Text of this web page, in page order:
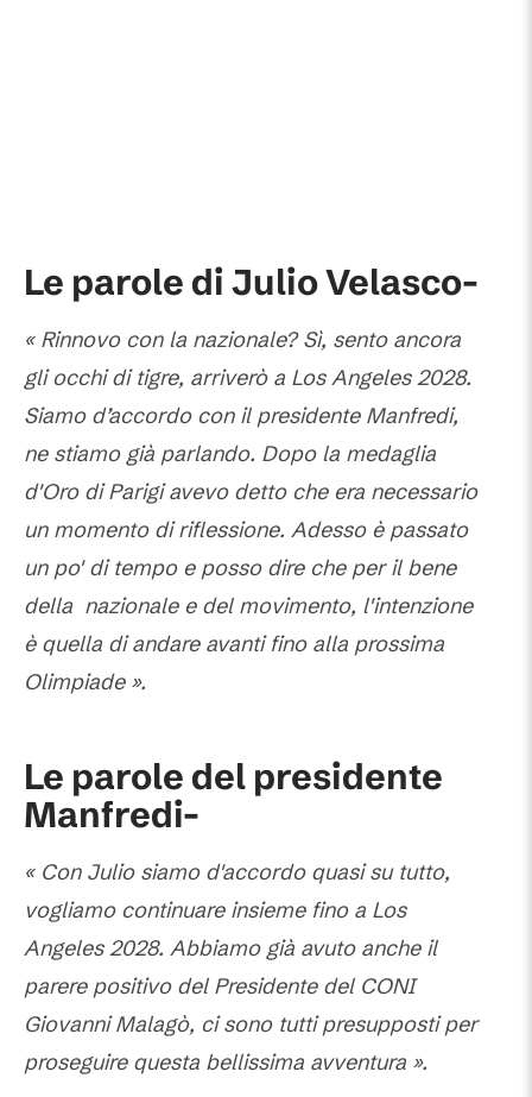
Le parole di Julio Velasco-
« Rinnovo con la nazionale? Sì, sento ancora
gli occhi di tigre, arriverò a Los Angeles 2028.
Siamo d’accordo con il presidente Manfredi,
ne stiamo già parlando. Dopo la medaglia
d'Oro di Parigi avevo detto che era necessario
un momento di riflessione. Adesso è passato
un po' di tempo e posso dire che per il bene
della nazionale e del movimento, l'intenzione
è quella di andare avanti fino alla prossima
Olimpiade ».
Le parole del presidente
Manfredi-
« Con Julio siamo d'accordo quasi su tutto,
vogliamo continuare insieme fino a Los
Angeles 2028. Abbiamo già avuto anche il
parere positivo del Presidente del CONI
Giovanni Malagò, ci sono tutti presupposti per
proseguire questa bellissima avventura ».